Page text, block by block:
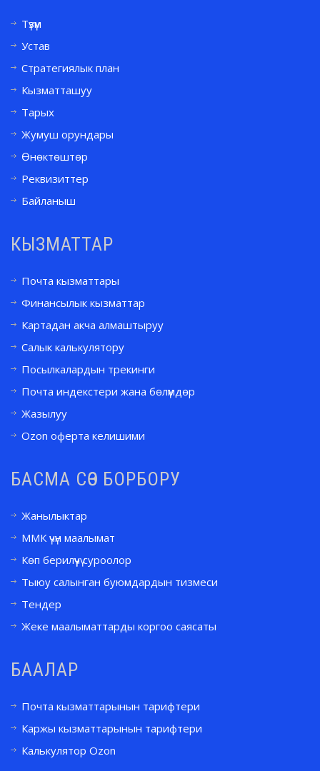
Түзүм
Устав
Стратегиялык план
Кызматташуу
Тарых
Жумуш орундары
Өнөктөштөр
Реквизиттер
Байланыш
КЫЗМАТТАР
Почта кызматтары
Финансылык кызматтар
Картадан акча алмаштыруу
Салык калькулятору
Посылкалардын трекинги
Почта индекстери жана бөлүмдөр
Жазылуу
Ozon оферта келишими
БАСМА СӨЗ БОРБОРУ
Жанылыктар
ММК үчүн маалымат
Көп берилүүчү суроолор
Тыюу салынган буюмдардын тизмеси
Тендер
Жеке маалыматтарды коргоо саясаты
БААЛАР
Почта кызматтарынын тарифтери
Каржы кызматтарынын тарифтери
Калькулятор Ozon